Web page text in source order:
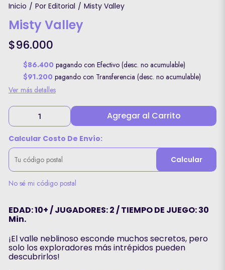
Inicio / Por Editorial / Misty Valley
Misty Valley
$96.000
$86.400 pagando con Efectivo (desc. no acumulable)
$91.200 pagando con Transferencia (desc. no acumulable)
Ver más detalles
Agregar al Carrito
Calcular Costo De Envío:
Calcular
No sé mi código postal
EDAD: 10+ / JUGADORES: 2 / TIEMPO DE JUEGO: 30
Min.
¡El valle neblinoso esconde muchos secretos, pero
solo los exploradores más intrépidos pueden
descubrirlos!